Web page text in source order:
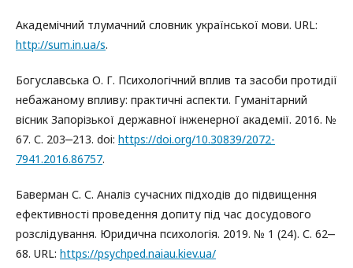
Академічний тлумачний словник української мови. URL:
http://sum.in.ua/s.
Богуславська О. Г. Психологічний вплив та засоби протидії
небажаному впливу: практичні аспекти. Гуманітарний
вісник Запорізької державної інженерної академії. 2016. №
67. С. 203‒213. doi: https://doi.org/10.30839/2072-
7941.2016.86757.
Баверман С. С. Аналіз сучасних підходів до підвищення
ефективності проведення допиту під час досудового
розслідування. Юридична психологія. 2019. № 1 (24). С. 62‒
68. URL: https://psychped.naiau.kiev.ua/